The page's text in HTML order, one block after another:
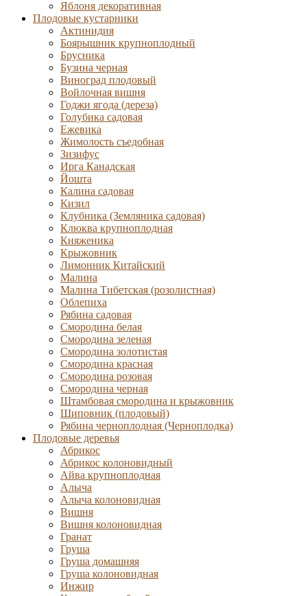
Яблоня декоративная
Плодовые кустарники
Актинидия
Боярышник крупноплодный
Брусника
Бузина черная
Виноград плодовый
Войлочная вишня
Годжи ягода (дереза)
Голубика садовая
Ежевика
Жимолость съедобная
Зизифус
Ирга Канадская
Йошта
Калина садовая
Кизил
Клубника (Земляника садовая)
Клюква крупноплодная
Княженика
Крыжовник
Лимонник Китайский
Малина
Малина Тибетская (розолистная)
Облепиха
Рябина садовая
Смородина белая
Смородина зеленая
Смородина золотистая
Смородина красная
Смородина розовая
Смородина черная
Штамбовая смородина и крыжовник
Шиповник (плодовый)
Рябина черноплодная (Черноплодка)
Плодовые деревья
Абрикос
Абрикос колоновидный
Айва крупноплодная
Алыча
Алыча колоновидная
Вишня
Вишня колоновидная
Гранат
Груша
Груша домашняя
Груша колоновидная
Инжир